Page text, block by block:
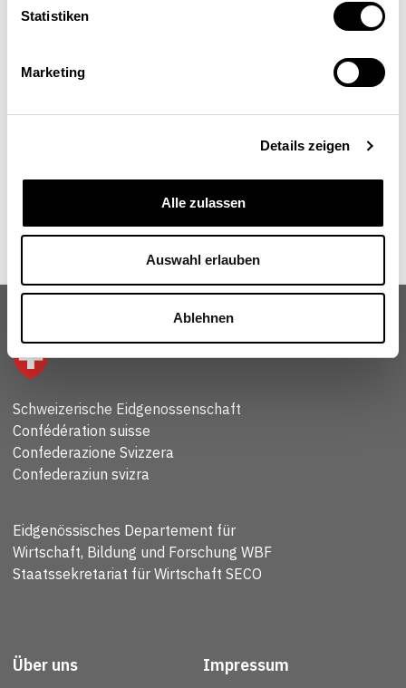
Statistiken
Marketing
Details zeigen
Alle zulassen
Auswahl erlauben
Ablehnen
Johannes Ludewig
Normenkontrollrates, Berlin
Schweizerische Eidgenossenschaft
Confédération suisse
Confederazione Svizzera
Confederaziun svizra
Eidgenössisches Departement für
Wirtschaft, Bildung und Forschung WBF
Staatssekretariat für Wirtschaft SECO
Über uns
Impressum